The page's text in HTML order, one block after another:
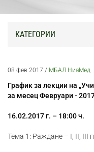
КАТЕГОРИИ
08 фев 2017 / МБАЛ НиаМед
График за лекции на
за месец Февруари -
16.02.2017 г. – 18:00 ч.
Тема 1: Раждане – I, II, III